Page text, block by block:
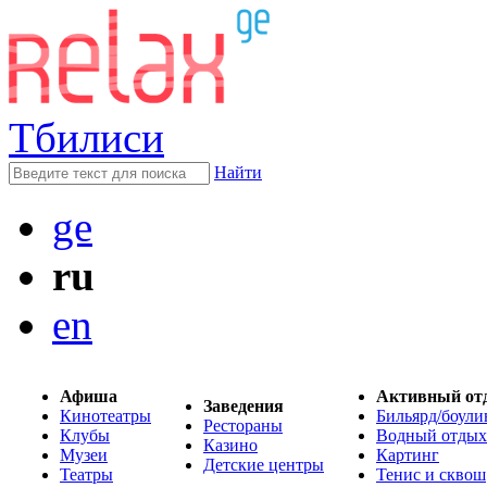
Тбилиси
Найти
ge
ru
en
Афиша
Кинотеатры
Клубы
Музеи
Театры
Заведения
Рестораны
Казино
Детские центры
Активный
Бильярд/
Водный отдых
Картинг
Тенис и сквош